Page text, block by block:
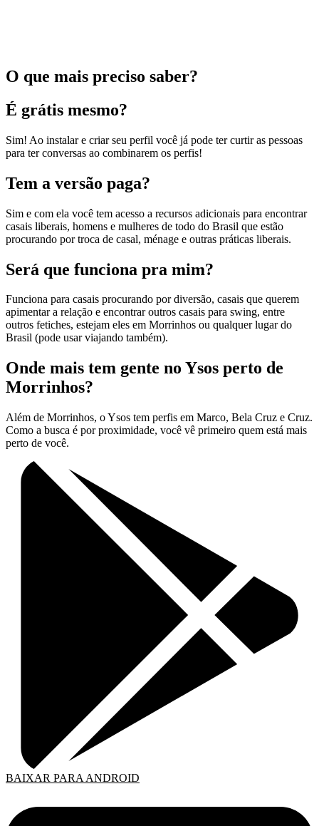
O que mais preciso saber?
É grátis mesmo?
Sim! Ao instalar e criar seu perfil você já pode ter curtir as pessoas
para ter conversas ao combinarem os perfis!
Tem a versão paga?
Sim e com ela você tem acesso a recursos adicionais para encontrar
casais liberais, homens e mulheres de todo do Brasil que estão
procurando por troca de casal, ménage e outras práticas liberais.
Será que funciona pra mim?
Funciona para casais procurando por diversão, casais que querem
apimentar a relação e encontrar outros casais para swing, entre
outros fetiches, estejam eles em Morrinhos ou qualquer lugar do
Brasil (pode usar viajando também).
Onde mais tem gente no Ysos perto de
Morrinhos?
Além de Morrinhos, o Ysos tem perfis em Marco, Bela Cruz e Cruz.
Como a busca é por proximidade, você vê primeiro quem está mais
perto de você.
BAIXAR PARA ANDROID